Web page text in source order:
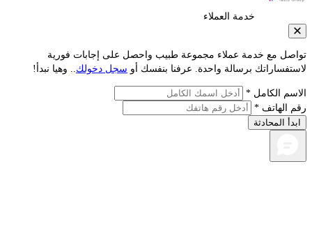
خدمة العملاء
مع خدمة عملاء مجموعة طبيب واحصل على إجابات فورية
برسالة واحدة. عرفنا بنفسك أوسجل دخولك.. وهيا نبدأ!
الكامل *
الهاتف *
المحادثة